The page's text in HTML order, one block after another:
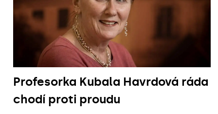
Profesorka Kubala Havrdová ráda
chodí proti proudu